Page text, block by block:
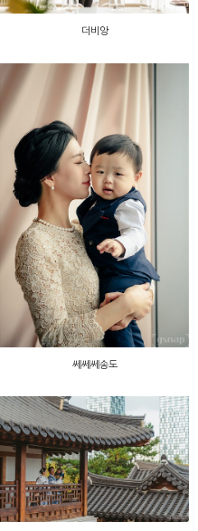
더비앙
쎄쎄쎄송도